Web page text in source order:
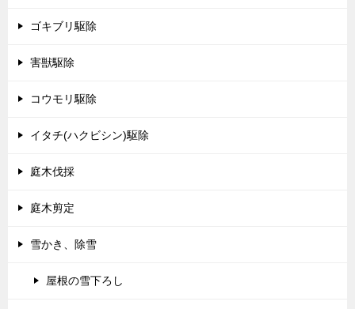
ゴキブリ駆除
害獣駆除
コウモリ駆除
イタチ(ハクビシン)駆除
庭木伐採
庭木剪定
雪かき、除雪
屋根の雪下ろし